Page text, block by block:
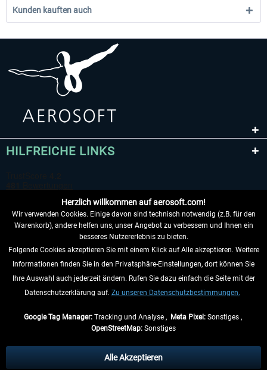
Kunden kauften auch
HILFREICHE LINKS
VERTRAG WIDERRUFEN
INFORMATIONEN
anders beschrieben.
Herzlich willkommen auf aerosoft.com!
Wir verwenden Cookies. Einige davon sind technisch notwendig (z.B. für den
Warenkorb), andere helfen uns, unser Angebot zu verbessern und Ihnen ein
besseres Nutzererlebnis zu bieten.
Folgende Cookies akzeptieren Sie mit einem Klick auf Alle akzeptieren. Weitere
Informationen finden Sie in den Privatsphäre-Einstellungen, dort können Sie
Ihre Auswahl auch jederzeit ändern. Rufen Sie dazu einfach die Seite mit der
Datenschutzerklärung auf. Zu unseren Datenschutzbestimmungen.
Google Tag Manager:Tracking und Analyse , Meta Pixel:Sonstiges ,
OpenStreetMap: Sonstiges
Alle Akzeptieren